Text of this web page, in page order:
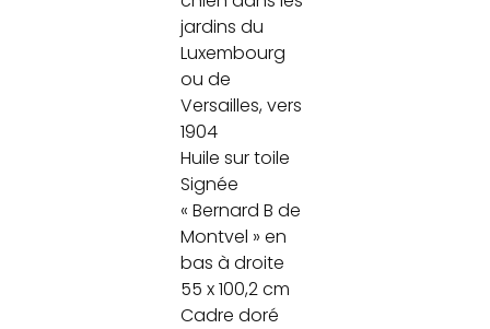
jardins du
Luxembourg
ou de
Versailles, vers
1904
Huile sur toile
Signée
« Bernard B de
Montvel » en
bas à droite
55 x 100,2 cm
Cadre doré